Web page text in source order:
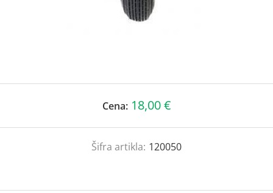
Cena: 18,00 €
Šifra artikla: 120050